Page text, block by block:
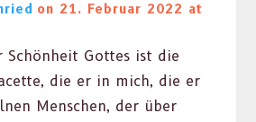
on 21. Februar 2022 at
Schön­heit Gottes ist die
die er in mich, die er
Men­schen, der über